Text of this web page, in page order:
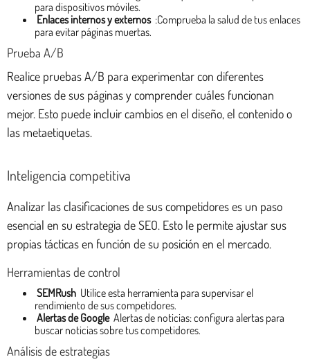
para dispositivos móviles.
Enlaces internos y externos :Comprueba la salud de tus enlaces
para evitar páginas muertas.
Prueba A/B
Realice pruebas A/B para experimentar con diferentes
versiones de sus páginas y comprender cuáles funcionan
mejor. Esto puede incluir cambios en el diseño, el contenido o
las metaetiquetas.
Inteligencia competitiva
Analizar las clasificaciones de sus competidores es un paso
esencial en su estrategia de SEO. Esto le permite ajustar sus
propias tácticas en función de su posición en el mercado.
Herramientas de control
SEMRush Utilice esta herramienta para supervisar el
rendimiento de sus competidores.
Alertas de Google Alertas de noticias: configura alertas para
buscar noticias sobre tus competidores.
Análisis de estrategias